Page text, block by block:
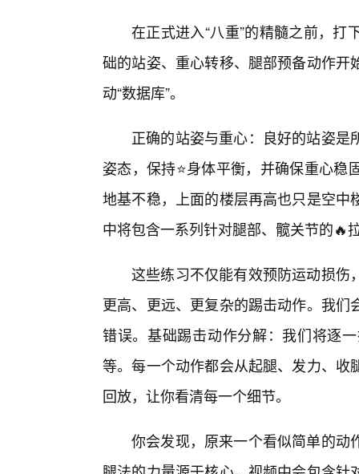
在正式进入“八重”的精髓之前，
础的站姿、重心转移、腿部预备动作
动“数据库”。
正确的站姿与重心：良好的站姿
姿态，保持⭐身体平衡，并确保重心
地基不稳，上面的楼层再高也只是空
中将包含一系列针对腿部、髋关节的🔥
这些练习不仅能有效预防运动损伤
更高、更远、更复杂的踢击动作。我
错误。基础踢击动作分解：我们将逐
等。每一个动作都会从起腿、发力、
回放，让你看清每一个细节。
你会发现，原来一个看似简单的动